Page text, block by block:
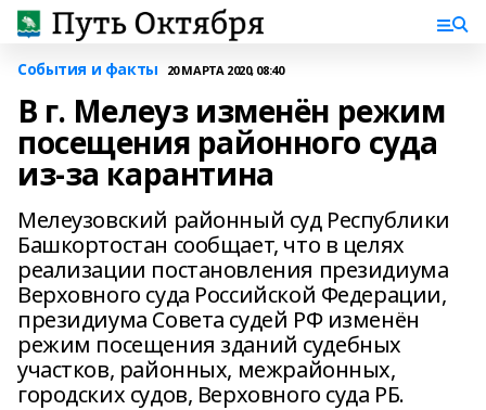
События и факты 20 МАРТА 2020, 08:40
В г. Мелеуз изменён режим
посещения районного суда
из-за карантина
Мелеузовский районный суд Республики
Башкортостан сообщает, что в целях
реализации постановления президиума
Верховного суда Российской Федерации,
президиума Совета судей РФ изменён
режим посещения зданий судебных
участков, районных, межрайонных,
городских судов, Верховного суда РБ.